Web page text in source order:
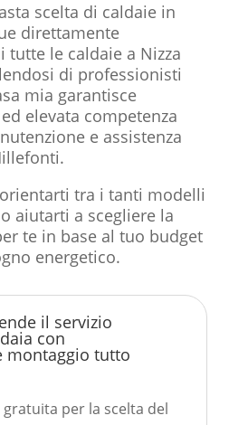
scelta di caldaie in
direttamente
tutte le caldaie a Nizza
di professionisti
mia garantisce
elevata competenza
e assistenza
tra i tanti modelli
aiutarti a scegliere la
te in base al tuo budget
energetico.
il servizio
con
montaggio tutto
gratuita per la scelta del